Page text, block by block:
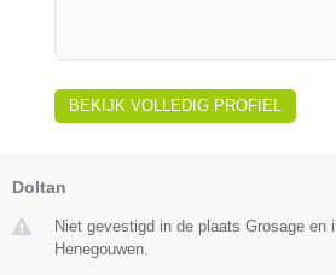
BEKIJK VOLLEDIG PROFIEL
Doltan
Niet gevestigd in de plaats Grosage en
Henegouwen.